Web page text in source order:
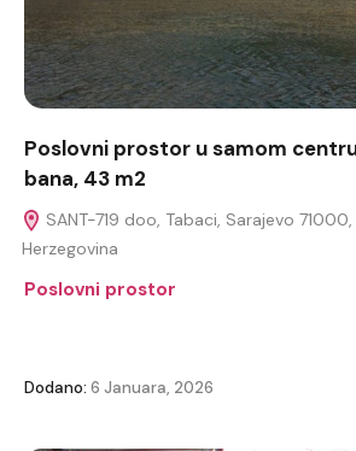
Poslovni prostor u samom
bana, 43 m2
SANT-719 doo, Tabaci, Sarajevo
Herzegovina
Poslovni prostor
Dodano: 6 Januara, 2026